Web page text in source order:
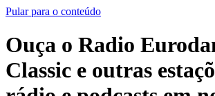
Pular para o conteúdo
Ouça o Radio
Classic e outras